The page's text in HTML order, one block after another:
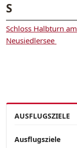
S
Schloss Halbturn am
Neusiedlersee
AUSFLUGSZIELE
Ausflugsziele